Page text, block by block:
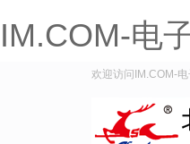
IM.COM-电
欢迎访问IM.COM-